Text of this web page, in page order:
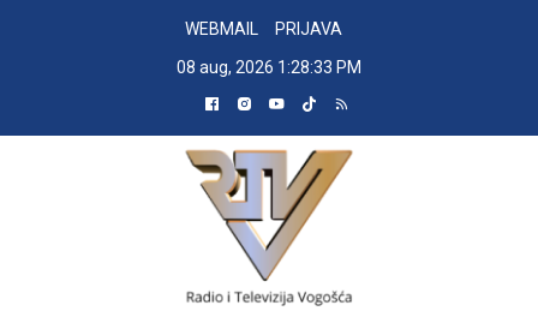
WEBMAIL
PRIJAVA
08 aug, 2026 1:28:34 PM